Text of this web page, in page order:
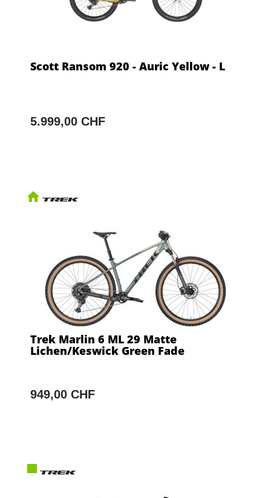
Scott Ransom 920 - Auric Yellow - L
5.999,00 CHF
Trek Marlin 6 ML 29 Matte
Lichen/Keswick Green Fade
949,00 CHF